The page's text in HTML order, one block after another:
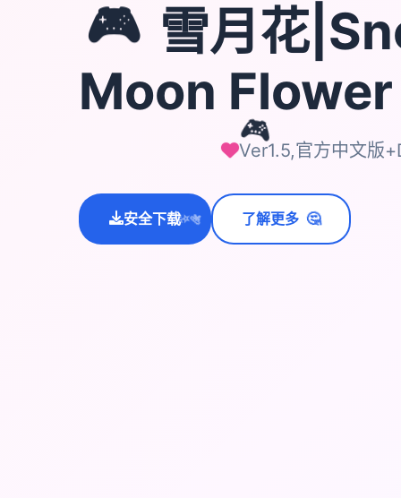
🎮
🎮 雪月花
Moon
Ver1.5,官方中文版
安全下载
✨⭐💫 了解更多 🤔